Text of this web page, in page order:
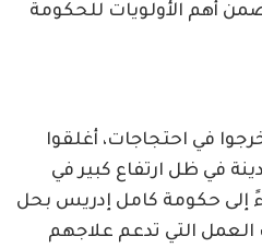
ضمن أهم الأولويات للحكومة
في احتجاجات، أغلقوا
في ظل ارتفاع كبير في
إلى حكومة كامل إدريس بحل
التي تدعم علاجهم